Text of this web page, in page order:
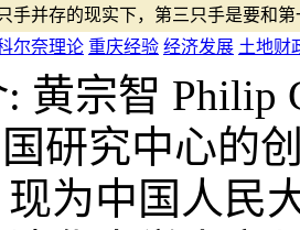
手并存的现实下，第三只手是要和
尔奈理论 重庆经验 经济发展 土地财
黄宗智 Philip
研究中心的
为中国人民